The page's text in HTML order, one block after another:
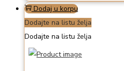
Dodaj u korpu
Dodajte na listu želja
Dodajte na listu želja